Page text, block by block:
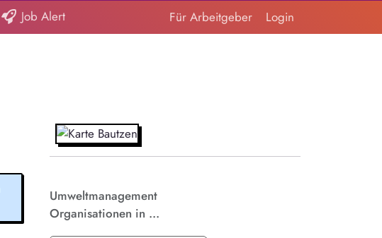
Job Alert Für Arbeitgeber Login
Umweltmanagement
Organisationen in ...